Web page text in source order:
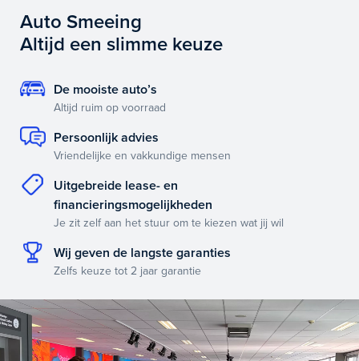
Auto Smeeing
Altijd een slimme keuze
De mooiste auto’s
Altijd ruim op voorraad
Persoonlijk advies
Vriendelijke en vakkundige mensen
Uitgebreide lease- en
financieringsmogelijkheden
Je zit zelf aan het stuur om te kiezen wat jij wil
Wij geven de langste garanties
Zelfs keuze tot 2 jaar garantie